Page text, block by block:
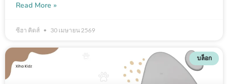
Read More »
ซีฮา คิดส์ 30 เมษายน 2569
บล็อก